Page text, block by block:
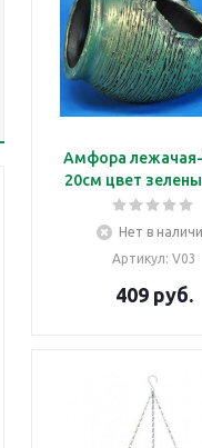
Амфора
Нет в
Артикул: V03
409руб.